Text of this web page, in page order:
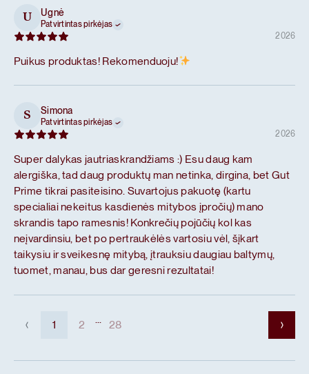
U Ugnė
Patvirtintas pirkėjas
2026
Puikus produktas! Rekomenduoju!
S Simona
Patvirtintas pirkėjas
2026
Super dalykas jautriaskrandžiams :) Esu daug kam
alergiška, tad daug produktų man netinka, dirgina, bet Gut
Prime tikrai pasiteisino. Suvartojus pakuotę (kartu
specialiai nekeitus kasdienės mitybos įpročių) mano
skrandis tapo ramesnis! Konkrečių pojūčių kol kas
neįvardinsiu, bet po pertraukėlės vartosiu vėl, šįkart
taikysiu ir sveikesnę mitybą, įtrauksiu daugiau baltymų,
tuomet, manau, bus dar geresni rezultatai!
1 2 ... 28